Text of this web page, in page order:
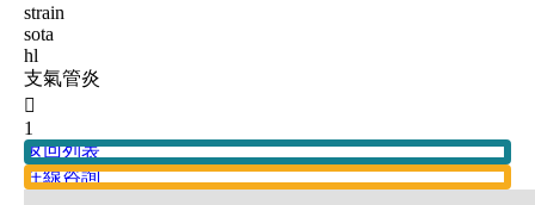
strain
sota
hl
支氣管炎

1
返回列表
在線咨詢